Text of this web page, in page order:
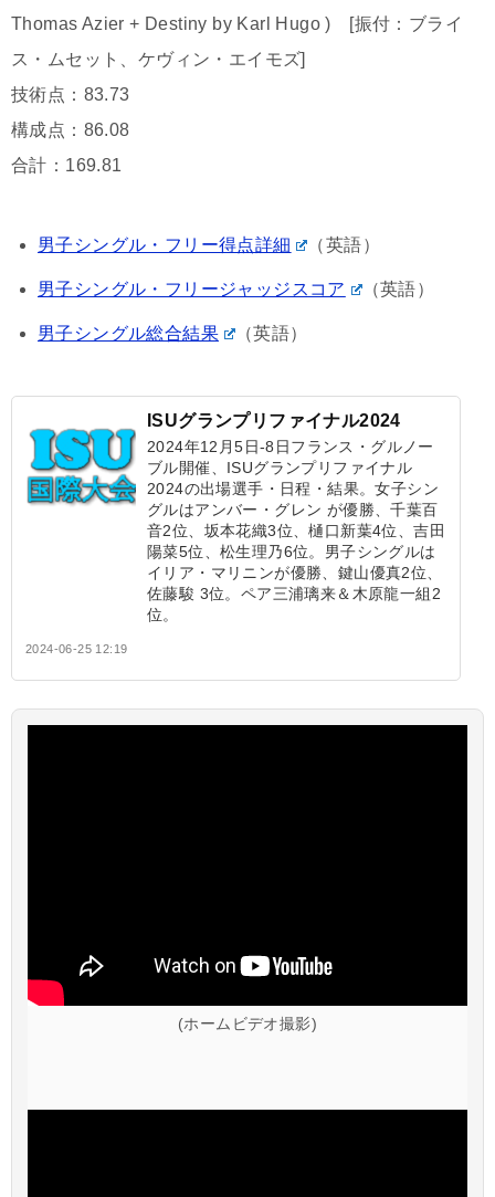
Thomas Azier + Destiny by Karl Hugo ) [振付：ブライ
ス・ムセット、ケヴィン・エイモズ]
技術点：83.73
構成点：86.08
合計：169.81
男子シングル・フリー得点詳細 （英語）
男子シングル・フリージャッジスコア （英語）
男子シングル総合結果 （英語）
ISUグランプリファイナル2024
2024年12月5日-8日フランス・グルノー
ブル開催、ISUグランプリファイナル
2024の出場選手・日程・結果。女子シン
グルはアンバー・グレン が優勝、千葉百
音2位、坂本花織3位、樋口新葉4位、吉田
陽菜5位、松生理乃6位。男子シングルは
イリア・マリニンが優勝、鍵山優真2位、
佐藤駿 3位。ペア三浦璃来＆木原龍一組2
位。
2024-06-25 12:19
(ホームビデオ撮影)